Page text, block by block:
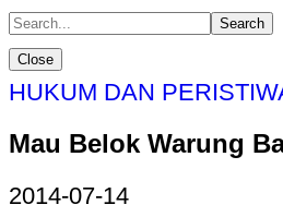
Search
Close
HUKUM DAN
Mau Belok Warung
2014-07-14